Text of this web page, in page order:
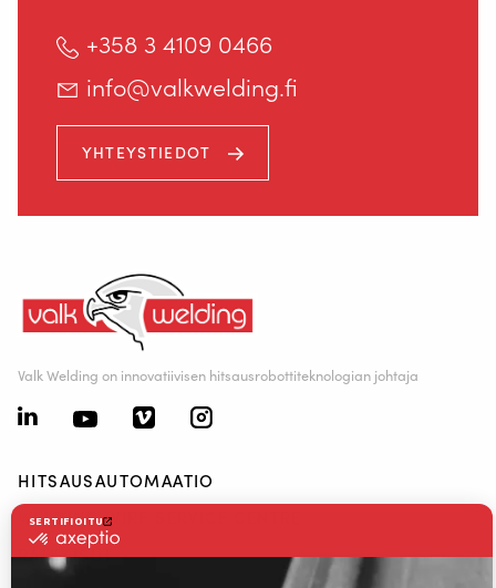
+358 3 4109 0466
info@valkwelding.fi
YHTEYSTIEDOT
Valk Welding on innovatiivisen hitsausrobottiteknologian johtaja
HITSAUSAUTOMAATIO
WELDING WIRE SERVICE CENTRE
RATKAISUT